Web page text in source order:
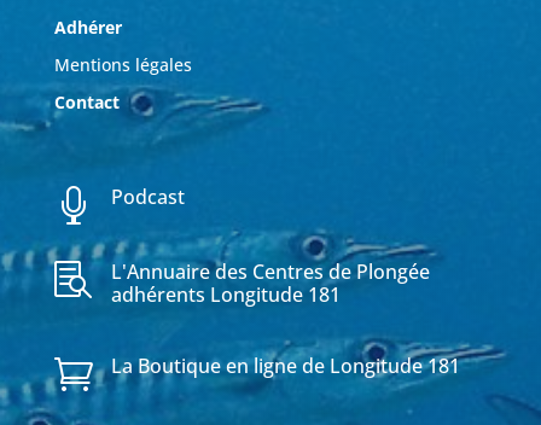
Adhérer
Mentions légales
Contact
 Podcast

L'Annuaire des Centres de Plongée
adhérents Longitude 181
 La Boutique en ligne de Longitude 181